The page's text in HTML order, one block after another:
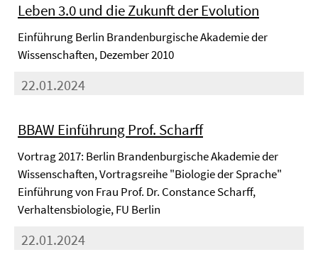
Leben 3.0 und die Zukunft der Evolution
Einführung Berlin Brandenburgische Akademie der
Wissenschaften, Dezember 2010
22.01.2024
BBAW Einführung Prof. Scharff
Vortrag 2017: Berlin Brandenburgische Akademie der
Wissenschaften, Vortragsreihe "Biologie der Sprache"
Einführung von Frau Prof. Dr. Constance Scharff,
Verhaltensbiologie, FU Berlin
22.01.2024